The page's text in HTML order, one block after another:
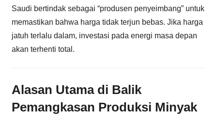
Saudi bertindak sebagai “produsen penyeimbang” untuk
memastikan bahwa harga tidak terjun bebas. Jika harga
jatuh terlalu dalam, investasi pada energi masa depan
akan terhenti total.
Alasan Utama di Balik
Pemangkasan Produksi Minyak